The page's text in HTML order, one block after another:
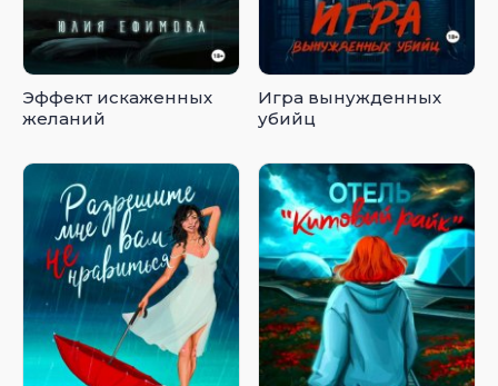
Эффект искаженных
желаний
Игра вынужденных
убийц